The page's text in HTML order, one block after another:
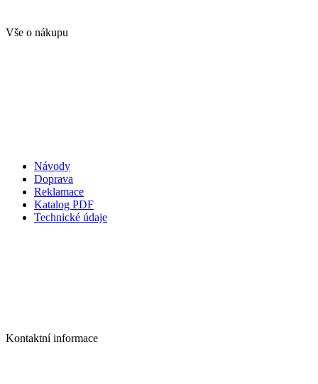
Vše o nákupu
Návody
Doprava
Reklamace
Katalog PDF
Technické údaje
Kontaktní informace